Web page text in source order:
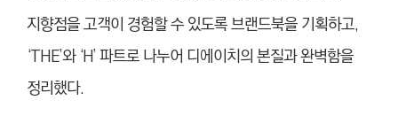
지향점을 고객이 경험할 수 있도록 브랜드북을 기획하고,
‘THE’와 ‘H’ 파트로 나누어 디에이치의 본질과 완벽함을
정리했다.